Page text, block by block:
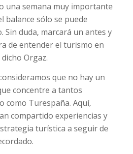
una semana muy importante
balance sólo se puede
Sin duda, marcará un antes y
de entender el turismo en
Orgaz.
que no hay un
concentre a tantos
como Turespaña. Aquí,
compartido experiencias y
turística a seguir de